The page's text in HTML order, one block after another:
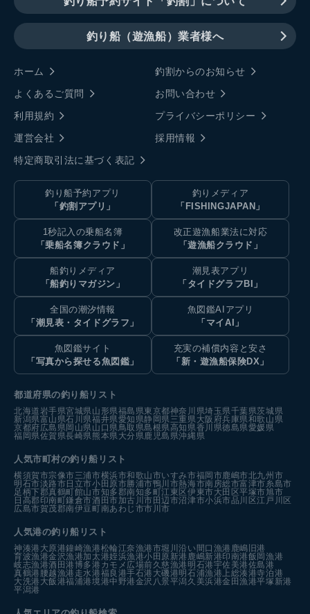
釣り船（遊漁船）業者様へ
ホーム
釣割からのお知らせ
よくあるご質問
お問い合わせ
利用規約
プライバシーポリシー
運営会社
採用情報
特定商取引法に基づく表記
釣り船予約アプリ
「釣割アプリ」
釣りメディア
「FISHINGJAPAN」
1秒記入の乗船名簿
「乗船名簿クラウド」
改正遊漁船業法に対応
「遊漁船クラウド」
船釣りメディア
「船釣りマガジン」
潮見表アプリ
「タイドグラフBI」
全国の潮汐情報
「潮見表・タイドグラフ」
魚図鑑AIアプリ
「マイAI」
魚図鑑サイト
「写真から探せる魚図鑑」
充実の補償内容と安さ
「新・遊漁船保険DX」
都道府県の釣り船リスト
北海道 岩手県宮城県 山形県福島県東京都神奈川県埼玉県千葉県茨城県
新潟県富山県石川県福井県愛知県静岡県 三重県 大阪府兵庫県和歌山県
京都府広島県岡山県 山口県 鳥取県島根県高知県香川県徳島県愛媛県
福岡県佐賀県長崎県 熊本県 大分県 鹿児島県沖縄県
人気市町村の釣り船リスト
横須賀市宗像市三浦市横浜市和歌山市いすみ市福岡市鹿嶋市北九州市
明石市淡路市日立市小田原市勝浦市鴨川市熱海市南房総市富津市糸島市
足柄下郡真鶴町館山市知多郡南知多町江東区伊東市大田区平塚市旭市
日高郡印南町鎌倉市酒田市加古川市田辺市沼津市小浜市品川区江戸川区
広島市賀茂郡南伊豆町南あわじ市市川市
人気港の釣り船リスト
神湊港 大原港鐘崎漁港松輪江奈漁港市堀川沿い 間口漁港 鹿嶋旧港
育波漁港金沢漁港加太港姪浜漁港小田原新港 鹿嶋新港印南港飯岡漁港
岐志漁港酒田港博多港カモメ広場前久慈漁港 明石港宇佐美港佐島港
真鶴港 腰越漁港 走水港福良港手石港 大磯港明石浦漁港 上総湊港寺泊港
大洗港 大飯港福浦港境港中野港金沢八景平潟久美浜港金田漁港平塚新港
平潟港